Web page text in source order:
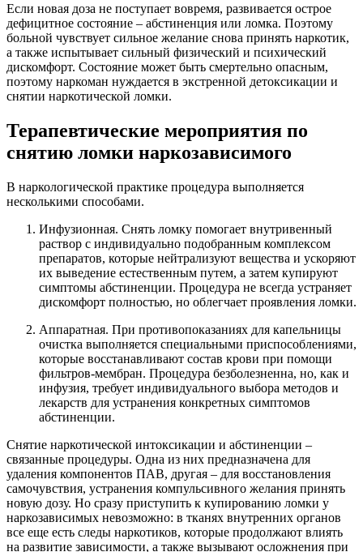
Если новая доза не поступает вовремя, развивается острое
дефицитное состояние – абстиненция или ломка. Поэтому
больной чувствует сильное желание снова принять наркотик,
а также испытывает сильный физический и психический
дискомфорт. Состояние может быть смертельно опасным,
поэтому наркоман нуждается в экстренной детоксикации и
снятии наркотической ломки.
Терапевтические мероприятия по
снятию ломки наркозависимого
В наркологической практике процедура выполняется
несколькими способами.
Инфузионная. Снять ломку помогает внутривенный
раствор с индивидуально подобранным комплексом
препаратов, которые нейтрализуют вещества и ускоряют
их выведение естественным путем, а затем купируют
симптомы абстиненции. Процедура не всегда устраняет
дискомфорт полностью, но облегчает проявления ломки.
Аппаратная. При противопоказаниях для капельницы
очистка выполняется специальными приспособлениями,
которые восстанавливают состав крови при помощи
фильтров-мембран. Процедура безболезненна, но, как и
инфузия, требует индивидуального выбора методов и
лекарств для устранения конкретных симптомов
абстиненции.
Снятие наркотической интоксикации и абстиненции –
связанные процедуры. Одна из них предназначена для
удаления компонентов ПАВ, другая – для восстановления
самочувствия, устранения компульсивного желания принять
новую дозу. Но сразу приступить к купированию ломки у
наркозависимых невозможно: в тканях внутренних органов
все еще есть следы наркотиков, которые продолжают влиять
на развитие зависимости, а также вызывают осложнения при